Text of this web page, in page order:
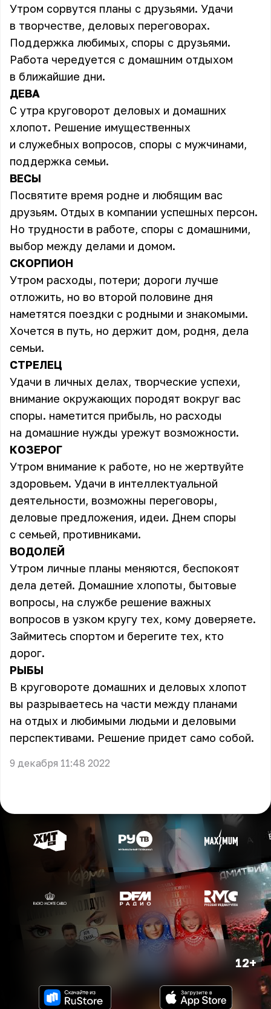
Утром сорвутся планы с друзьями. Удачи
в творчестве, деловых переговорах.
Поддержка любимых, споры с друзьями.
Работа чередуется с домашним отдыхом
в ближайшие дни.
ДЕВА
С утра круговорот деловых и домашних
хлопот. Решение имущественных
и служебных вопросов, споры с мужчинами,
поддержка семьи.
ВЕСЫ
Посвятите время родне и любящим вас
друзьям. Отдых в компании успешных персон.
Но трудности в работе, споры с домашними,
выбор между делами и домом.
СКОРПИОН
Утром расходы, потери; дороги лучше
отложить, но во второй половине дня
наметятся поездки с родными и знакомыми.
Хочется в путь, но держит дом, родня, дела
семьи.
СТРЕЛЕЦ
Удачи в личных делах, творческие успехи,
внимание окружающих породят вокруг вас
споры. наметится прибыль, но расходы
на домашние нужды урежут возможности.
КОЗЕРОГ
Утром внимание к работе, но не жертвуйте
здоровьем. Удачи в интеллектуальной
деятельности, возможны переговоры,
деловые предложения, идеи. Днем споры
с семьей, противниками.
ВОДОЛЕЙ
Утром личные планы меняются, беспокоят
дела детей. Домашние хлопоты, бытовые
вопросы, на службе решение важных
вопросов в узком кругу тех, кому доверяете.
Займитесь спортом и берегите тех, кто
дорог.
РЫБЫ
В круговороте домашних и деловых хлопот
вы разрываетесь на части между планами
на отдых и любимыми людьми и деловыми
перспективами. Решение придет само собой.
9 декабря 11:48 2022
12+